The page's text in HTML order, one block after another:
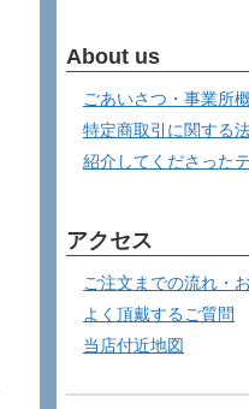
About us
ごあいさつ・事業所
特定商取引に関する
紹介してくださった
アクセス
ご注文までの流れ・
よく頂戴するご質問
当店付近地図